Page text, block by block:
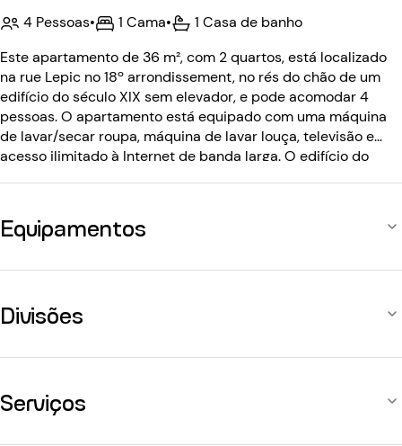
4 Pessoas• 1 Cama•
1 Casa de banho
Este apartamento de 36 m², com 2 quartos, está localizado
na rue Lepic no 18º arrondissement, no rés do chão de um
edifício do século XIX sem elevador, e pode acomodar 4
pessoas. O apartamento está equipado com uma máquina
de lavar/secar roupa, máquina de lavar louça, televisão e
acesso ilimitado à Internet de banda larga. O edifício do
Equipamentos
Divisões
Serviços